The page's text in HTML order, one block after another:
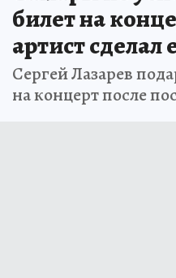
билет на
артист сделал
Сергей Лазарев
на концерт после